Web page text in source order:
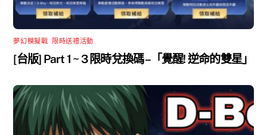
夢幻模擬戰 限時送禮活動
[台版] Part 1 ~ 3 限時兌換碼 –「覺醒! 逆命的雙星」